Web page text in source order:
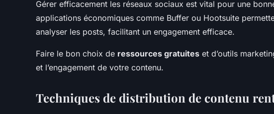
Gérer efficacement les réseaux sociaux est vital pour une
applications économiques comme Buffer ou Hootsuite
analyser les posts, facilitant un engagement efficace.
Faire le bon choix de ressources gratuites et d’outils
et l’engagement de votre contenu.
Techniques de distribution de contenu